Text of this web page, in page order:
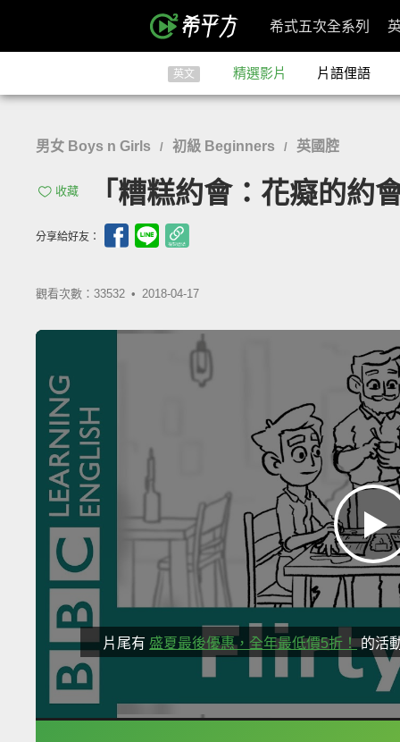
希式五次全系列
英文 精選影片 片語俚語
男女 Boys n Girls / 初級 Beginners / 英國腔
收藏 「糟糕約會：花癡的
分享給好友：
觀看次數：33532 • 2018-04-17
片尾有 盛夏最後優惠，全年最低價5折！的活